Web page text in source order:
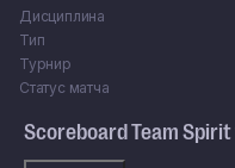
Дисциплина
Тип
Турнир
Статус матча
Scoreboard Team Spirit